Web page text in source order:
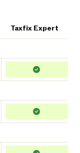
Taxfix Expert